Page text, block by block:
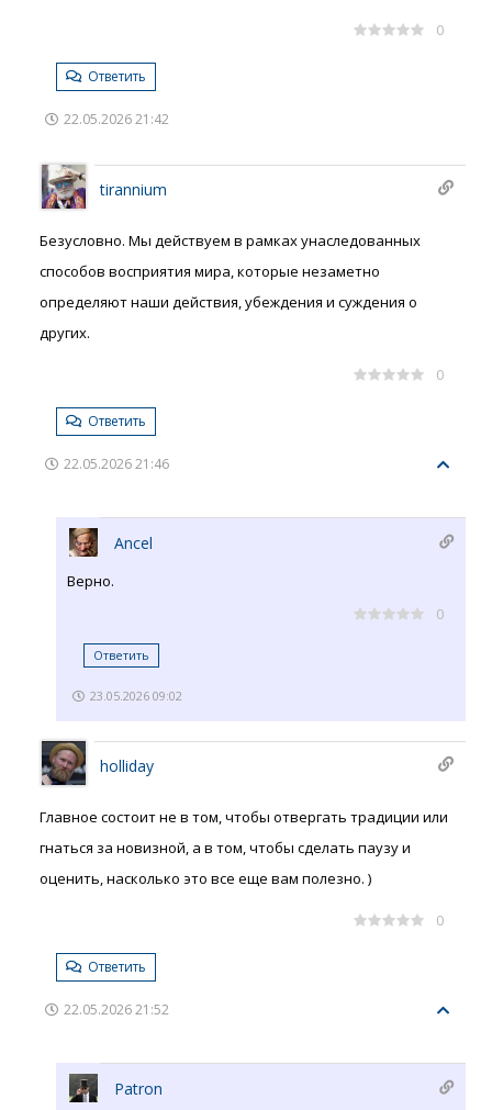
0
Ответить
22.05.2026 21:42
tirannium
Безусловно. Мы действуем в рамках унаследованных
способов восприятия мира, которые незаметно
определяют наши действия, убеждения и суждения о
других.
0
Ответить
22.05.2026 21:46
Ancel
Верно.
0
Ответить
23.05.2026 09:02
holliday
Главное состоит не в том, чтобы отвергать традиции или
гнаться за новизной, а в том, чтобы сделать паузу и
оценить, насколько это все еще вам полезно. )
0
Ответить
22.05.2026 21:52
Patron